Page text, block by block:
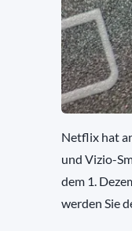
Netflix hat
und Vizio-
dem 1.
werden Sie